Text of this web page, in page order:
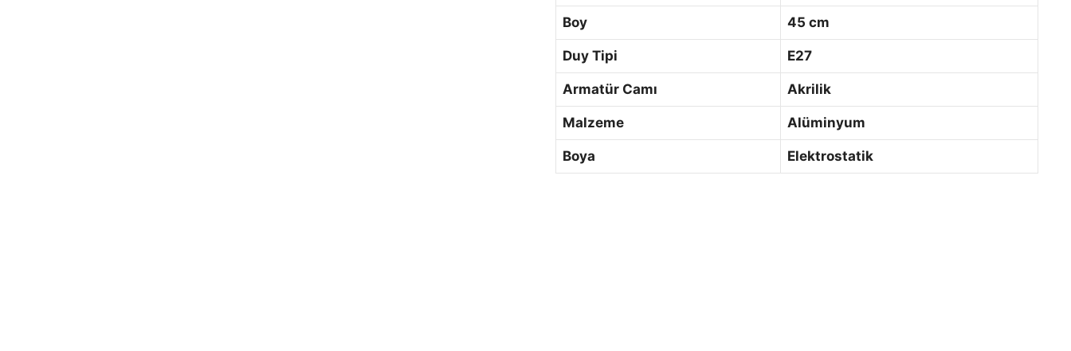
Boy 45 cm
Duy Tipi E27
Armatür Camı Akrilik
Malzeme Alüminyum
Boya Elektrostatik